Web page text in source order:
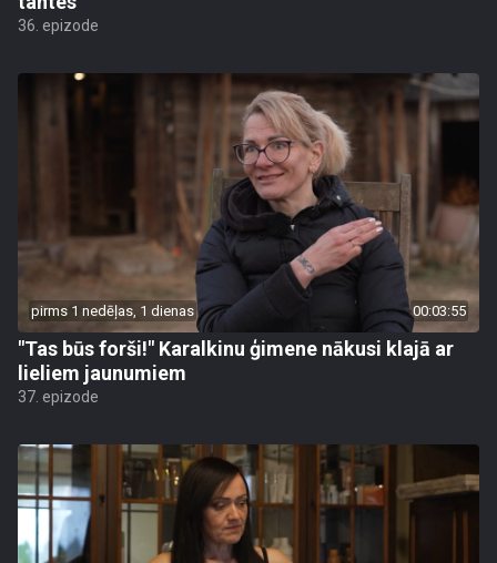
36. epizode
pirms 1 nedēļas, 1 dienas 00:03:55
"Tas būs forši!" Karalkinu ģimene nākusi klajā ar
lieliem jaunumiem
37. epizode